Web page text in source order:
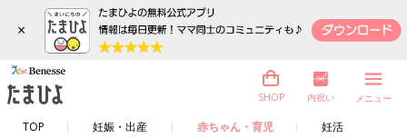
×
TOP 妊娠・出産 赤ちゃん・育児 妊活
SHOP 内祝い メニュー